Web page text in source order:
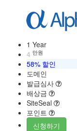
1 Year
4 만원
58% 할인
도메인
발급심사
배상금
SiteSeal
포인트
신청하기